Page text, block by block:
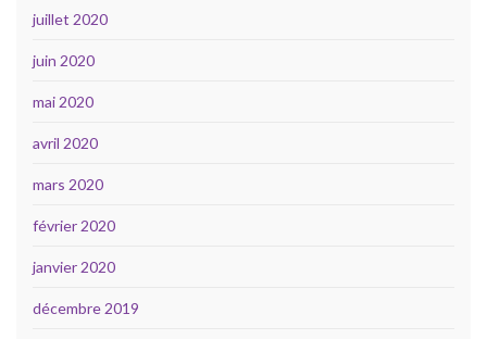
juillet 2020
juin 2020
mai 2020
avril 2020
mars 2020
février 2020
janvier 2020
décembre 2019